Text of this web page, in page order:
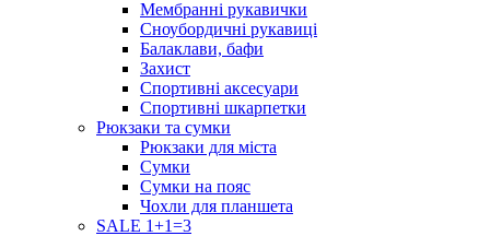
Мембранні рукавички
Сноубордичні рукавиці
Балаклави, бафи
Захист
Спортивні аксесуари
Спортивні шкарпетки
Рюкзаки та сумки
Рюкзаки для міста
Сумки
Сумки на пояс
Чохли для планшета
SALE 1+1=3